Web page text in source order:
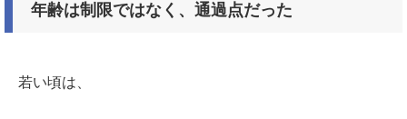
年齢は制限ではなく、通過点だった
若い頃は、